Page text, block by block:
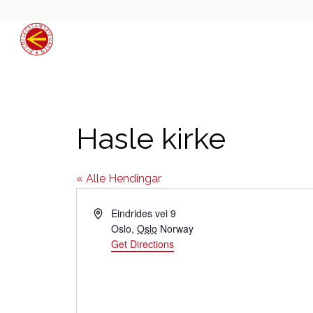
Hasle kirke
« Alle Hendingar
AddressEindrides vei 9
Oslo, Oslo Norway
Get Directions